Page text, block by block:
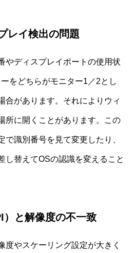
レイ検出の問題
やディスプレイポートの使用状
をどちらがモニター1／2とし
合があります。それによりウィ
所に開くことがあります。この
で識別番号を見て変更したり、
し替えてOSの認識を変えること
）と解像度の不一致
度やスケーリング設定が大きく